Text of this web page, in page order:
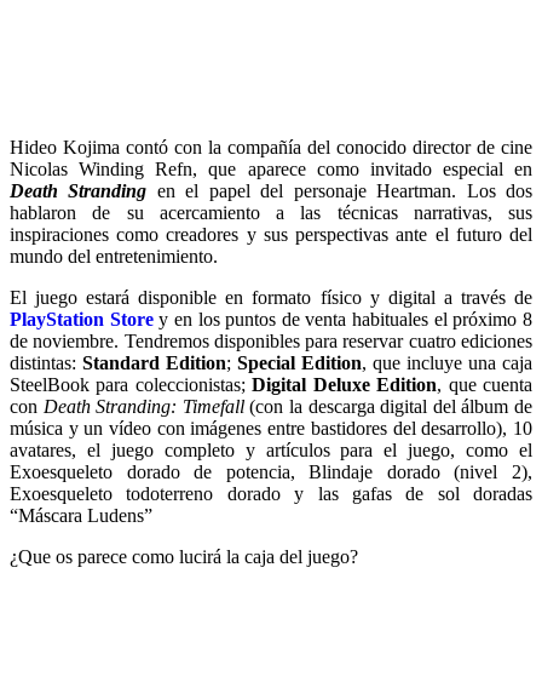
Hideo Kojima contó con la compañía del conocido director de cine
Nicolas Winding Refn, que aparece como invitado especial en
Death Stranding en el papel del personaje Heartman. Los dos
hablaron de su acercamiento a las técnicas narrativas, sus
inspiraciones como creadores y sus perspectivas ante el futuro del
mundo del entretenimiento.
El juego estará disponible en formato físico y digital a través de
PlayStation Storey en los puntos de venta habituales el próximo 8
de noviembre. Tendremos disponibles para reservar cuatro ediciones
distintas: Standard Edition; Special Edition, que incluye una caja
SteelBook para coleccionistas;Digital Deluxe Edition, que cuenta
con Death Stranding: Timefall(con la descarga digital del álbum de
música y un vídeo con imágenes entre bastidores del desarrollo), 10
avatares, el juego completo y artículos para el juego, como el
Exoesqueleto dorado de potencia, Blindaje dorado (nivel 2),
Exoesqueleto todoterreno dorado y las gafas de sol doradas
“Máscara Ludens”
¿Que os parece como lucirá la caja del juego?